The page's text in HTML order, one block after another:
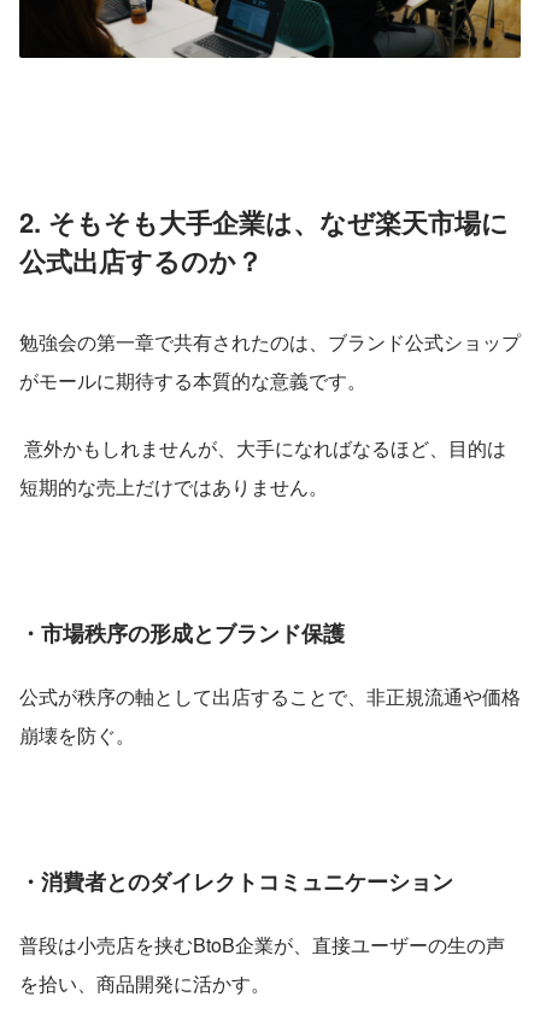
2. そもそも大手企業は、なぜ楽天市場に
公式出店するのか？
勉強会の第一章で共有されたのは、ブランド公式ショップ
がモールに期待する本質的な意義です。
短期的な売上だけではありません。
・ 市場秩序の形成とブランド保護
公式が秩序の軸として出店することで、非正規流通や価格
崩壊を防ぐ。
・ 消費者とのダイレクトコミュニケーション
普段は小売店を挟むBtoB企業が、直接ユーザーの生の声
を拾い、商品開発に活かす。